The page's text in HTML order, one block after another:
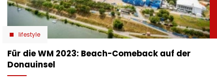
lifestyle
Für die WM 2023: Beach-Comeback auf der
Donauinsel